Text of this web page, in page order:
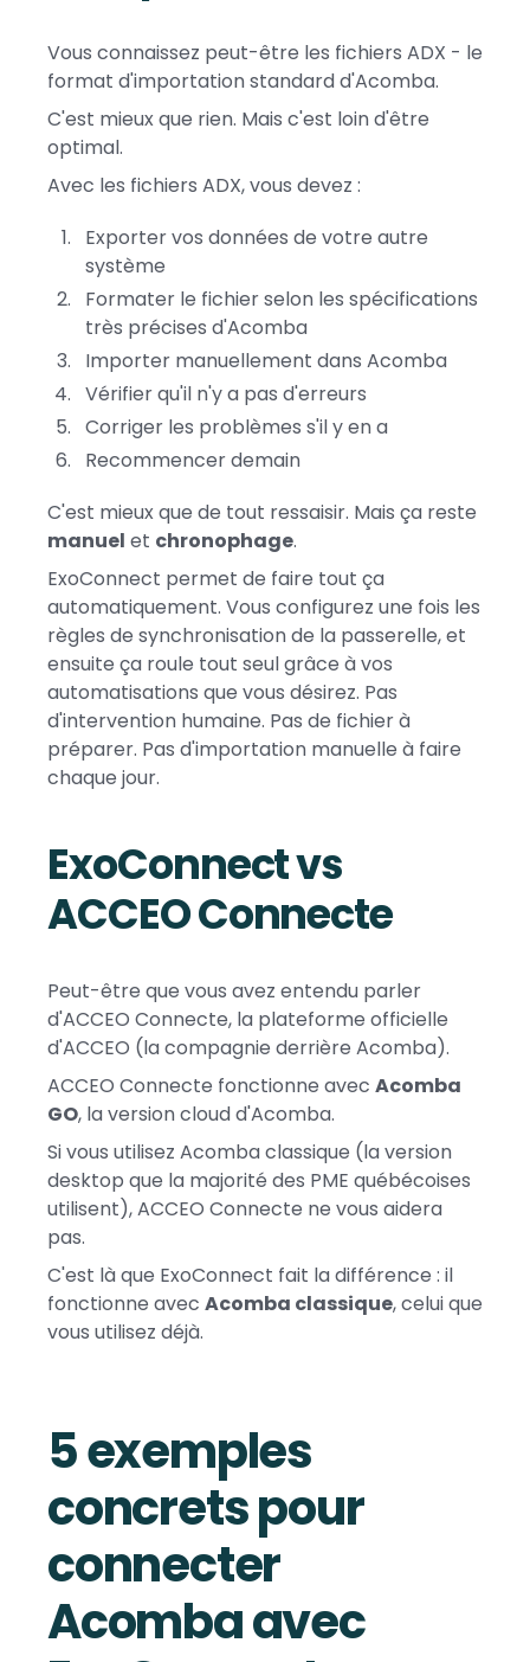
Vous connaissez peut-être les fichiers ADX - le
format d'importation standard d'Acomba.
C'est mieux que rien. Mais c'est loin d'être
optimal.
Avec les fichiers ADX, vous devez :
Exporter vos données de votre autre
système
Formater le fichier selon les spécifications
très précises d'Acomba
Importer manuellement dans Acomba
Vérifier qu'il n'y a pas d'erreurs
Corriger les problèmes s'il y en a
Recommencer demain
C'est mieux que de tout ressaisir. Mais ça reste
manuel et chronophage.
ExoConnect permet de faire tout ça
automatiquement. Vous configurez une fois les
règles de synchronisation de la passerelle, et
ensuite ça roule tout seul grâce à vos
automatisations que vous désirez. Pas
d'intervention humaine. Pas de fichier à
préparer. Pas d'importation manuelle à faire
chaque jour.
ExoConnect vs
ACCEO Connecte
Peut-être que vous avez entendu parler
d'ACCEO Connecte, la plateforme officielle
d'ACCEO (la compagnie derrière Acomba).
ACCEO Connecte fonctionne avec Acomba
GO, la version cloud d'Acomba.
Si vous utilisez Acomba classique (la version
desktop que la majorité des PME québécoises
utilisent), ACCEO Connecte ne vous aidera
pas.
C'est là que ExoConnect fait la différence : il
fonctionne avec Acomba classique, celui que
vous utilisez déjà.
5 exemples
concrets pour
connecter
Acomba avec